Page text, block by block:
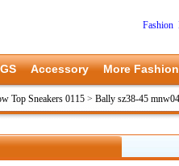
Fashion
Accessory More Fashion
Top Sneakers 0115 > Bally sz38-45